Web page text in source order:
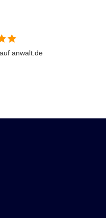
anwalt.de